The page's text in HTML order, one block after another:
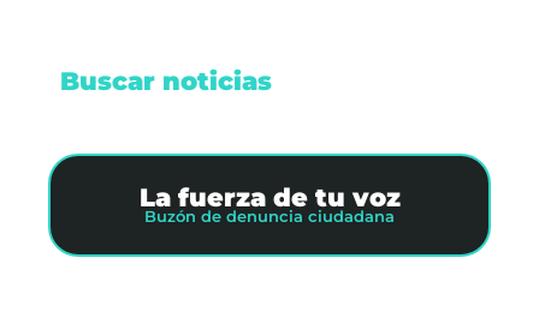
Buscar noticias
La fuerza de tu voz
Buzón de denuncia ciudadana